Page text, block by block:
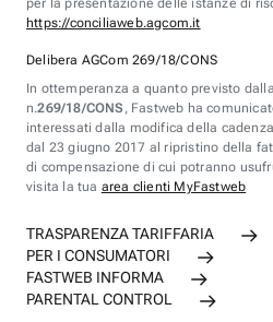
per la presentazione delle istanze di
https://conciliaweb.agcom.it
Delibera AGCom 269/18/CONS
In ottemperanza a quanto previsto
n.269/18/CONS , Fastweb ha
interessati dalla modifica della
dal 23 giugno 2017 al ripristino della
di compensazione di cui potranno
visita la tua area clienti MyFastweb
TRASPARENZA TARIFFARIA
PER I CONSUMATORI
FASTWEB INFORMA
PARENTAL CONTROL